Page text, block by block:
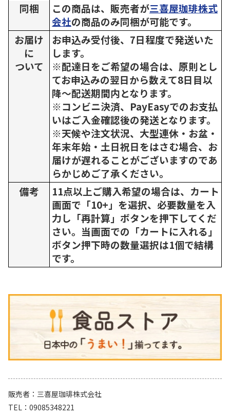
同梱 この商品は、販売者が三喜屋珈琲株式
会社の商品のみ同梱が可能です。
お届け
に
ついて
お申込み受付後、7日程度で発送いた
します。
※配達日をご希望の場合は、原則とし
てお申込みの翌日から数えて8日目以
降～配送期間内となります。
※コンビニ決済、PayEasyでのお支払
いはご入金確認後の発送となります。
※天候や注文状況、大型連休・お盆・
年末年始・土日祝日をはさむ場合、お
届けが遅れることがございますのであ
らかじめご了承ください。
備考
11点以上ご購入希望の場合は、カート
画面で「10+」を選択、必要数量を入
力し「再計算」ボタンを押下してくだ
さい。当画面での「カートに入れる」
ボタン押下時の数量選択は1個で結構
です。
販売者
三喜屋珈琲株式会社
TEL
09085348221